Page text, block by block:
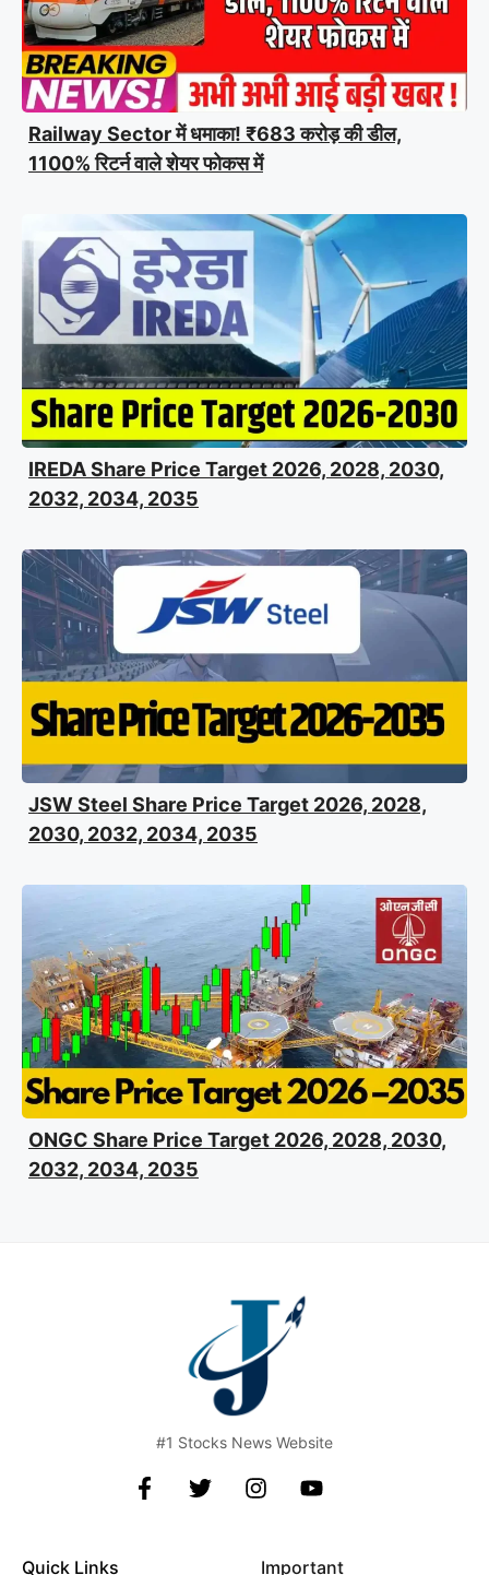
Railway Sector में धमाका! ₹683 करोड़ की डील,
1100% रिटर्न वाले शेयर फोकस में
IREDA Share Price Target 2026, 2028, 2030,
2032, 2034, 2035
JSW Steel Share Price Target 2026, 2028,
2030, 2032, 2034, 2035
ONGC Share Price Target 2026, 2028, 2030,
2032, 2034, 2035
#1 Stocks News Website
Quick Links Important